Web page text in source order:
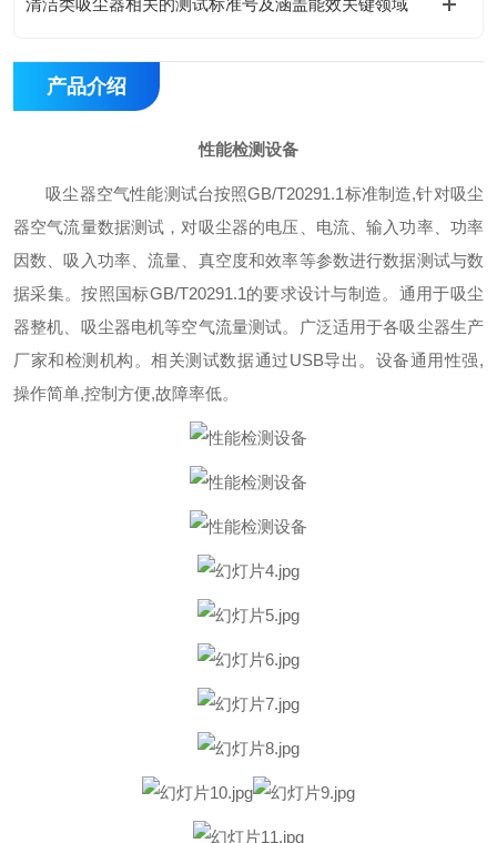
清洁类吸尘器相关的测试标准号及涵盖能效关键领域
产品介绍
性能检测设备
吸尘器空气性能测试台按照GB/T20291.1标准制造,针对吸尘
器空气流量数据测试，对吸尘器的电压、电流、输入功率、功率
因数、吸入功率、流量、真空度和效率等参数进行数据测试与数
据采集。按照国标GB/T20291.1的要求设计与制造。通用于吸尘
器整机、吸尘器电机等空气流量测试。广泛适用于各吸尘器生产
厂家和检测机构。相关测试数据通过USB导出。设备通用性强,
操作简单,控制方便,故障率低。